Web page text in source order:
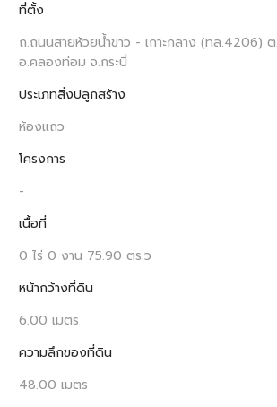
ที่ตั้ง
ถ.ถนนสายห้วยน้ำขาว - เกาะกลาง (ทล.4206) ต
อ.คลองท่อม จ.กระบี่
ประเภทสิ่งปลูกสร้าง
ห้องแถว
โครงการ
-
เนื้อที่
0 ไร่ 0 งาน 75.90 ตร.ว
หน้ากว้างที่ดิน
6.00 เมตร
ความลึกของที่ดิน
48.00 เมตร